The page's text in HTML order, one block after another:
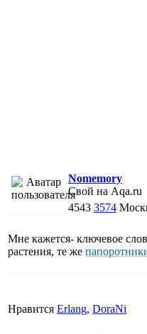
Nomemory
Свой на Aqa.ru
4543 3574
Мне кажется- ключевое
растения, те же
Нравится Erlang, DoraNi